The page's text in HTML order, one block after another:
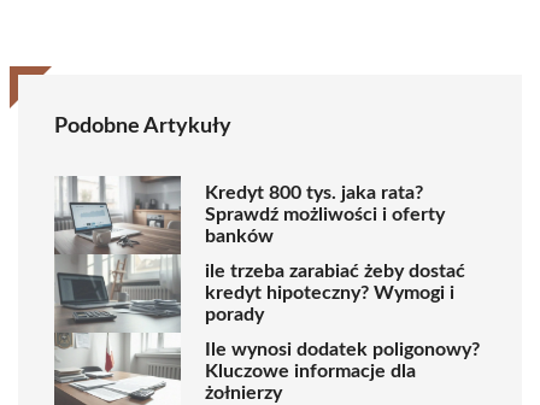
Podobne Artykuły
Kredyt 800 tys. jaka rata?
Sprawdź możliwości i oferty
banków
ile trzeba zarabiać żeby dostać
kredyt hipoteczny? Wymogi i
porady
Ile wynosi dodatek poligonowy?
Kluczowe informacje dla
żołnierzy